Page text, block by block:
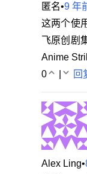
匿名•9 年
这两个使
飞原创剧
Anime
0
回
Alex Ling•